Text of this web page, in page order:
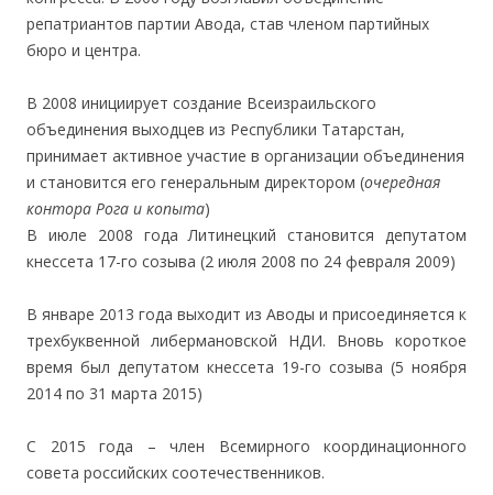
репатриантов партии Авода, став членом партийных
бюро и центра.
В 2008 инициирует создание Всеизраильского
объединения выходцев из Республики Татарстан,
принимает активное участие в организации объединения
и становится его генеральным директором (очередная
контора Рога и копыта)
В июле 2008 года Литинецкий становится депутатом
кнессета 17-го созыва (2 июля 2008 по 24 февраля 2009)
В январе 2013 года выходит из Аводы и присоединяется к
трехбуквенной либермановской НДИ. Вновь короткое
время был депутатом кнессета 19-го созыва (5 ноября
2014 по 31 марта 2015)
С 2015 года – член Всемирного координационного
совета российских соотечественников.